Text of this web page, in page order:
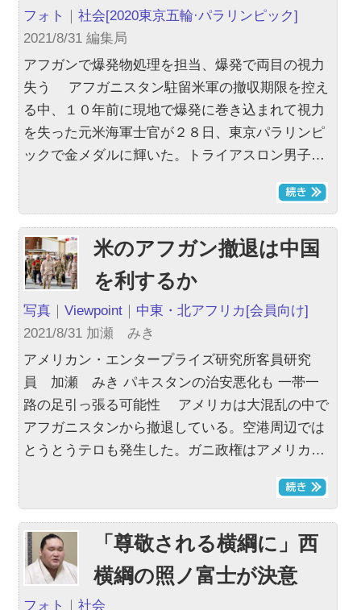
フォト ｜社会[2020東京五輪·パラリンピック]
2021/8/31 編集局
アフガンで爆発物処理を担当、爆発で両目の視力
失う アフガニスタン駐留米軍の撤収期限を控え
る中、１０年前に現地で爆発に巻き込まれて視力
を失った元米海軍士官が２８日、東京パラリンピ
ックで金メダルに輝いた。トライアスロン男子…
米のアフガン撤退は中国
を利するか
写真 ｜Viewpoint ｜ 中東・北アフリカ[会員向け]
2021/8/31 加瀬 みき
アメリカン・エンタープライズ研究所客員研究
員 加瀬 みき パキスタンの治安悪化も 一帯一
路の足引っ張る可能性 アメリカは大混乱の中で
アフガニスタンから撤退している。空港周辺では
とうとうテロも発生した。ガニ政権はアメリカ…
「尊敬される横綱に」西
横綱の照ノ富士が決意
フォト ｜社会